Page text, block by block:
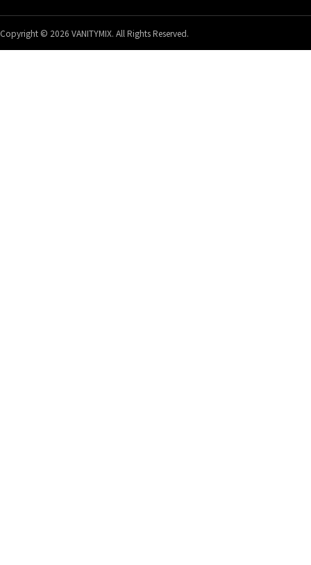
Copyright © 2026 VANITYMIX. All Rights Reserved.